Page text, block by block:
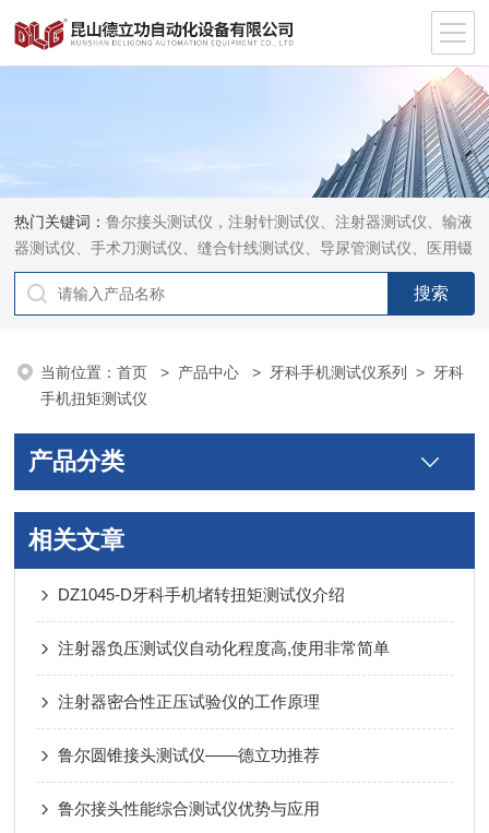
热门关键词：鲁尔接头测试仪，注射针测试仪、注射器测试仪、输液
器测试仪、手术刀测试仪、缝合针线测试仪、导尿管测试仪、医用镊
钳测试仪、导引管导丝测试仪、针灸针测试仪、留置针测试仪
当前位置：首页 > 产品中心 > 牙科手机测试仪系列 > 牙科
手机扭矩测试仪
产品分类
相关文章
DZ1045-D牙科手机堵转扭矩测试仪介绍
注射器负压测试仪自动化程度高,使用非常简单
注射器密合性正压试验仪的工作原理
鲁尔圆锥接头测试仪——德立功推荐
鲁尔接头性能综合测试仪优势与应用